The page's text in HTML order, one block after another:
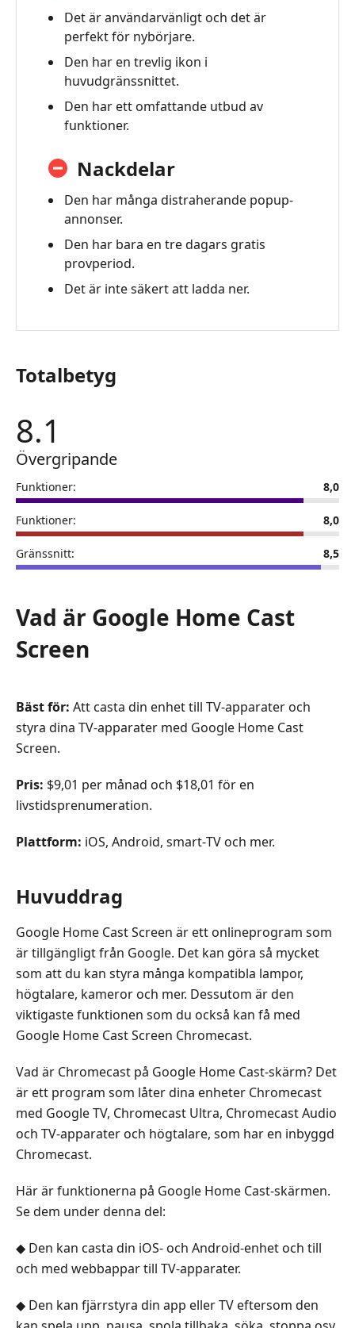
Det är användarvänligt och det är
perfekt för nybörjare.
Den har en trevlig ikon i
huvudgränssnittet.
Den har ett omfattande utbud av
funktioner.
Nackdelar
Den har många distraherande popup-
annonser.
Den har bara en tre dagars gratis
provperiod.
Det är inte säkert att ladda ner.
Totalbetyg
8.1
Övergripande
Funktioner: 8,0
Funktioner: 8,0
Gränssnitt: 8,5
Vad är Google Home Cast
Screen
Bäst för: Att casta din enhet till TV-apparater och
styra dina TV-apparater med Google Home Cast
Screen.
Pris: $9,01 per månad och $18,01 för en
livstidsprenumeration.
Plattform: iOS, Android, smart‑TV och mer.
Huvuddrag
Google Home Cast Screen är ett onlineprogram som
är tillgängligt från Google. Det kan göra så mycket
som att du kan styra många kompatibla lampor,
högtalare, kameror och mer. Dessutom är den
viktigaste funktionen som du också kan få med
Google Home Cast Screen Chromecast.
Vad är Chromecast på Google Home Cast-skärm? Det
är ett program som låter dina enheter Chromecast
med Google TV, Chromecast Ultra, Chromecast Audio
och TV-apparater och högtalare, som har en inbyggd
Chromecast.
Här är funktionerna på Google Home Cast-skärmen.
Se dem under denna del:
◆ Den kan casta din iOS- och Android-enhet och till
och med webbappar till TV-apparater.
◆ Den kan fjärrstyra din app eller TV eftersom den